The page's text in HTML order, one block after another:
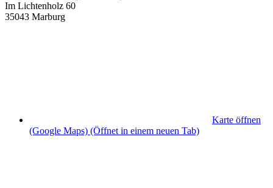
Im Lichtenholz 60
35043 Marburg
Karte öffnen
(Google Maps) (Öffnet in einem neuen Tab)